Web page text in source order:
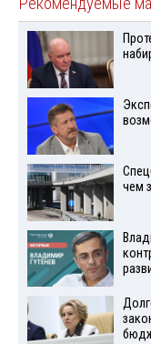
чем